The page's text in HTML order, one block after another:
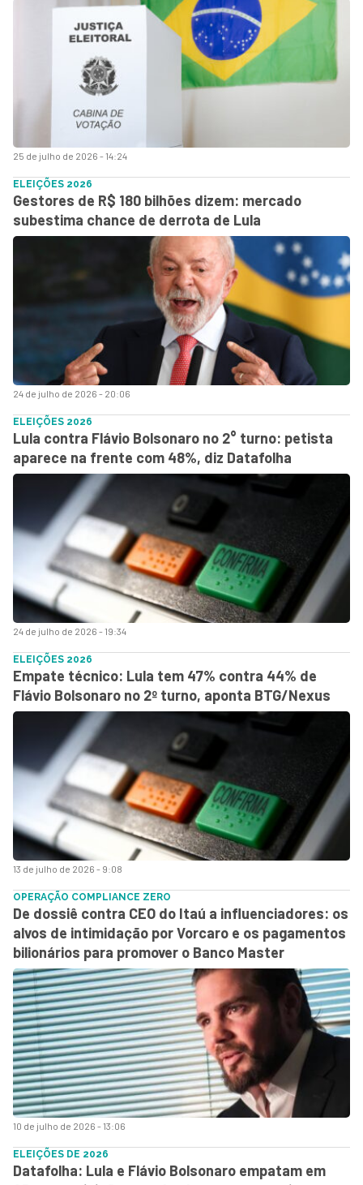
25 de julho de 2026 - 14:24
24 de julho de 2026 - 20:06
ELEIÇÕES 2026
Gestores de R$ 180 bilhões dizem: mercado
subestima chance de derrota de Lula
24 de julho de 2026 - 19:34
ELEIÇÕES 2026
Lula contra Flávio Bolsonaro no 2° turno: petista
aparece na frente com 48%, diz Datafolha
13 de julho de 2026 - 9:08
ELEIÇÕES 2026
Empate técnico: Lula tem 47% contra 44% de
Flávio Bolsonaro no 2º turno, aponta BTG/Nexus
10 de julho de 2026 - 13:06
OPERAÇÃO COMPLIANCE ZERO
De dossiê contra CEO do Itaú a influenciadores: os
alvos de intimidação por Vorcaro e os pagamentos
bilionários para promover o Banco Master
ELEIÇÕES DE 2026
Datafolha: Lula e Flávio Bolsonaro empatam em